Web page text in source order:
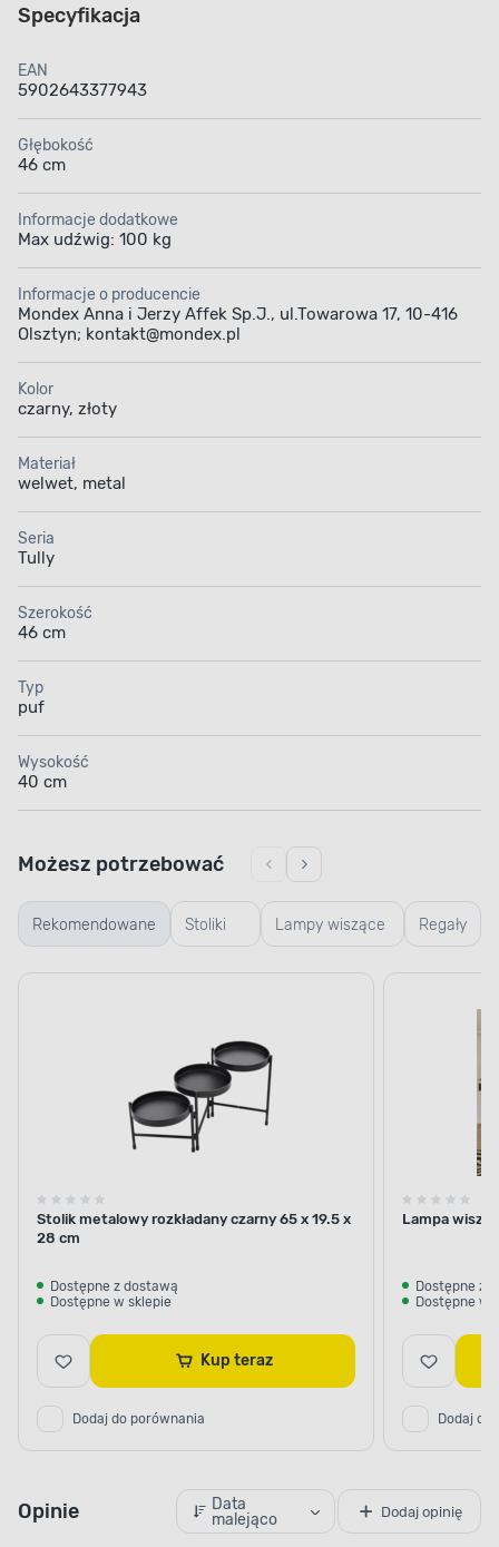
Specyfikacja
EAN
5902643377943
Głębokość
46 cm
Informacje dodatkowe
Max udźwig: 100 kg
Informacje o producencie
Mondex Anna i Jerzy Affek Sp.J., ul.Towarowa 17, 10-416
Olsztyn; kontakt@mondex.pl
Kolor
czarny, złoty
Materiał
welwet, metal
Seria
Tully
Szerokość
46 cm
Typ
puf
Wysokość
40 cm
Rekomendowane Stoliki
kawowe
Lampy wiszące
i sufitowe
Regały
Możesz potrzebować
Stolik metalowy rozkładany czarny 65 x 19.5 x
28 cm
Dostępne z dostawą
Dostępne w sklepie
Kup teraz
Dodaj do porównania
Lampa
Dostępne z
Dostępne w
Dodaj do
Opinie
Data
malejąco
Dodaj opinię